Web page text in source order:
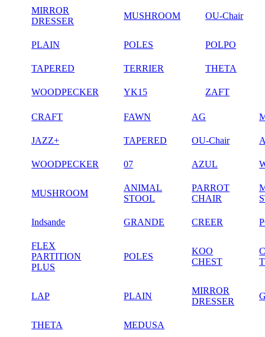
MIRROR
DRESSER
MUSHROOM OU-Chair
PLAIN POLES POLPO
TAPERED TERRIER THETA
WOODPECKER YK15 ZAFT
CRAFT FAWN AG
JAZZ+ TAPERED OU-Chair
WOODPECKER 07 AZUL
MUSHROOM
ANIMAL
STOOL
PARROT
CHAIR
Indsande GRANDE CREER
FLEX
PARTITION
PLUS
POLES
KOO
CHEST
LAP PLAIN
MIRROR
DRESSER
THETA
MEDUSA